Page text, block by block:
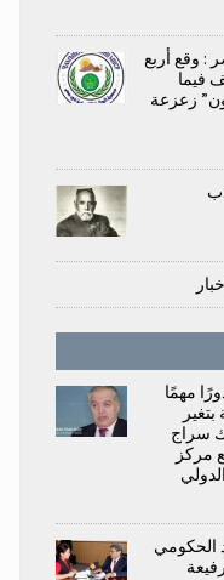
: وقع أربع
فيما
زعزعة
مهمًا
سراج
مركز
الحكومي